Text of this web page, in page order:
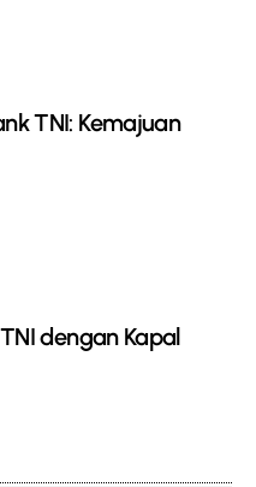
TNI: Kemajuan
dengan Kapal